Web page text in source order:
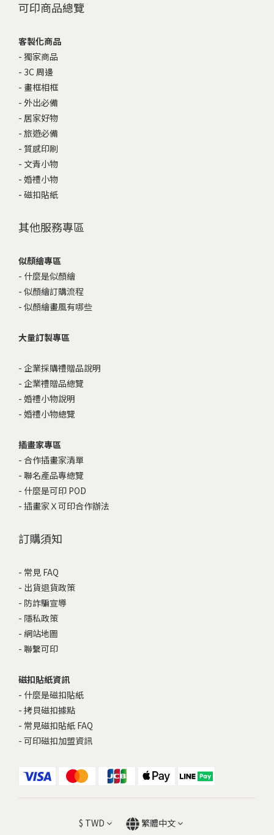
可印商品總覽
客製化商品
- 獨家商品
- 3C 周邊
- 畫框相框
- 外出必備
- 居家好物
- 旅遊必備
- 質感印刷
- 文青小物
- 婚禮小物
- 磁扣貼紙
其他服務專區
似顏繪專區
- 什麼是似顏繪
- 似顏繪訂購流程
- 似顏繪畫風有哪些
大量訂製專區
- 企業採購禮贈品說明
- 企業禮贈品總覽
- 婚禮小物說明
- 婚禮小物總覽
插畫家專區
- 合作插畫家清單
- 聯名產品專總覽
- 什麼是可印 POD
- 插畫家Ｘ可印合作辦法
訂購須知
- 常見 FAQ
- 出貨退貨政策
- 防詐騙宣導
- 隱私政策
- 網站地圖
- 聯繫可印
磁扣貼紙資訊
- 什麼是磁扣貼紙
- 拷貝磁扣據點
- 常見磁扣貼紙 FAQ
- 可印磁扣加盟資訊
$ TWD 繁體中文